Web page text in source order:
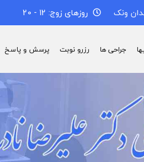
ونک روزهای زوج: 12 - 20
جراحی ها رزرو نوبت پرسش و پاسخ